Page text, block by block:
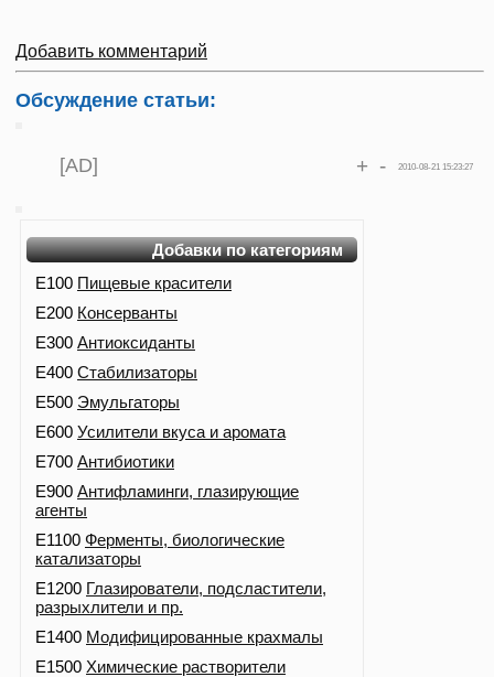
Добавить комментарий
Обсуждение статьи:
[AD] 2010-08-21 15:23:27
+ -
Добавки по категориям
E100 Пищевые красители
E200 Консерванты
E300 Антиоксиданты
E400 Стабилизаторы
E500 Эмульгаторы
E600 Усилители вкуса и аромата
E700 Антибиотики
E900 Антифламинги, глазирующие
агенты
E1100 Ферменты, биологические
катализаторы
E1200 Глазирователи, подсластители,
разрыхлители и пр.
E1400 Модифицированные крахмалы
E1500 Химические растворители